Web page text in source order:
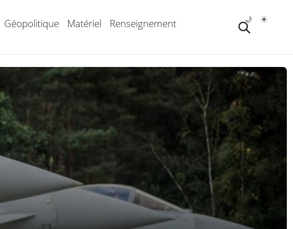
Géopolitique Matériel Renseignement ☀️
🌙